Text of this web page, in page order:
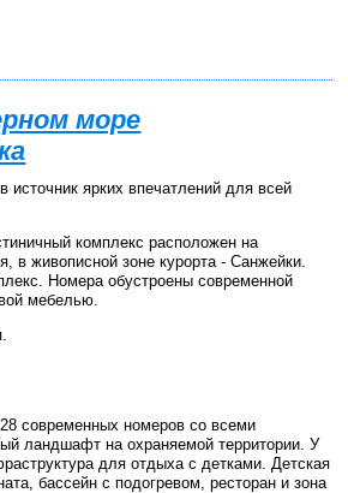
море
источник ярких впечатлений для всей
комплекс расположен на
в живописной зоне курорта - Санжейки.
Номера обустроены современной
мебелью.
современных номеров со всеми
ландшафт на охраняемой территории. У
для отдыха с детками. Детская
бассейн с подогревом, ресторан и зона